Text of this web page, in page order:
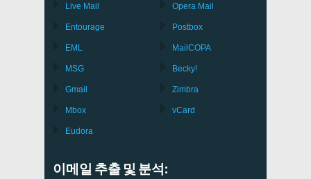
Live Mail
Entourage
EML
MSG
Gmail
Mbox
Eudora
Opera Mail
Postbox
MailCOPA
Becky!
Zimbra
vCard
이메일 추출 및 분석: